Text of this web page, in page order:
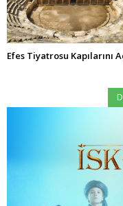
Efes Tiyatrosu Kapılarını